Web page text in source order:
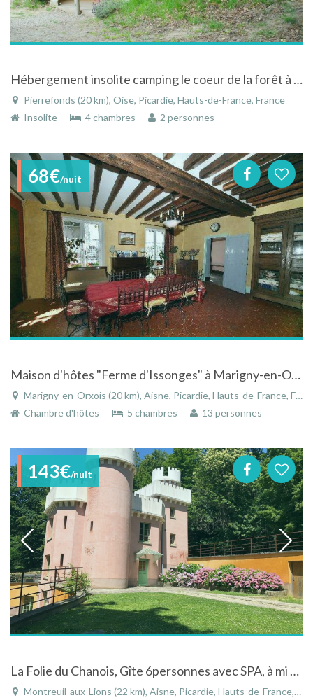
Hébergement insolite camping le coeur de la forêt à Pierrefonds dans l'Oise en Picardie
Pierrefonds (20 km), Oise, Picardie, Hauts-de-France, France
Insolite
4 chambres 2 personnes
68€/nuit
Maison d'hôtes "Ferme d'Issonges" à Marigny-en-Orxois sur la route du champagne
Marigny-en-Orxois (20 km), Aisne, Picardie, Hauts-de-France, France
Chambre d'hôtes
5 chambres 13 personnes
143€/nuit
La Folie du Chanois, Gîte 6personnes avec SPA, à mi chemin entre Paris et Reims, aux portes de la Champagne
Montreuil-aux-Lions (22 km), Aisne, Picardie, Hauts-de-France, France